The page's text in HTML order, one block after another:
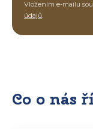
Vložením e-mailu
údajů.
Co o nás